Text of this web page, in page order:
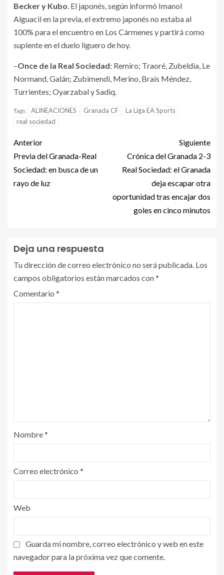
Becker y Kubo. El japonés, según informó Imanol
Alguacil en la previa, el extremo japonés no estaba al
100% para el encuentro en Los Cármenes y partirá como
suplente en el duelo liguero de hoy.
–Once de la Real Sociedad: Remiro; Traoré, Zubeldia, Le
Normand, Galán; Zubimendi, Merino, Brais Méndez,
Turrientes; Oyarzabal y Sadiq.
Tags: ALINEACIONES Granada CF
La Liga EA Sports
real sociedad
Anterior
Previa del Granada-Real
Sociedad: en busca de un
rayo de luz
Siguiente
Crónica del Granada 2-3
Real Sociedad: el Granada
deja escapar otra
oportunidad tras encajar dos
goles en cinco minutos
Deja una respuesta
Tu dirección de correo electrónico no será publicada. Los
campos obligatorios están marcados con*
Comentario *
Nombre*
Correo electrónico *
Web
Guarda mi nombre, correo electrónico y web en este
navegador para la próxima vez que comente.